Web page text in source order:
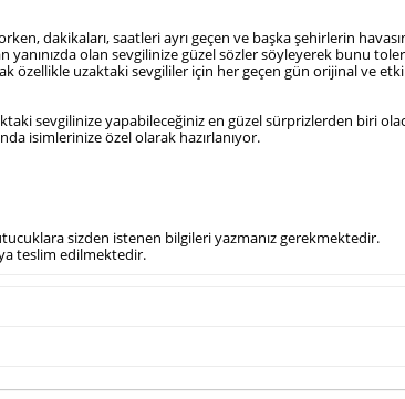
dakikaları, saatleri ayrı geçen ve başka şehirlerin
olan sevgilinize güzel sözler söyleyerek bunu
özellikle uzaktaki sevgililer için her geçen gün orijinal ve
sevgilinize yapabileceğiniz en güzel sürprizlerden biri
isimlerinize özel olarak hazırlanıyor.
sizden istenen bilgileri yazmanız gerekmektedir.
teslim edilmektedir.